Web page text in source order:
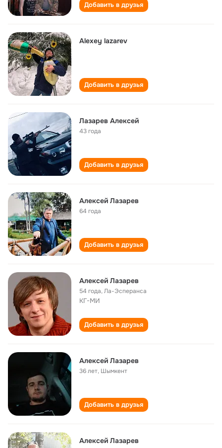
Добавить в друзья
Alexey lazarev
Добавить в друзья
Лазарев Алексей
43 года
Добавить в друзья
Алексей Лазарев
64 года
Добавить в друзья
Алексей Лазарев
54 года,Ла-Эсперанса
КГ-МИ
Добавить в друзья
Алексей Лазарев
36 лет, Шымкент
Добавить в друзья
Алексей Лазарев